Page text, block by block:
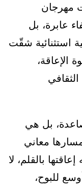
مهرجان
عابرة، بل
استثنائية شقّت
الإعاقة،
بل هي
معاني
بالقلم، لا
للبوح،